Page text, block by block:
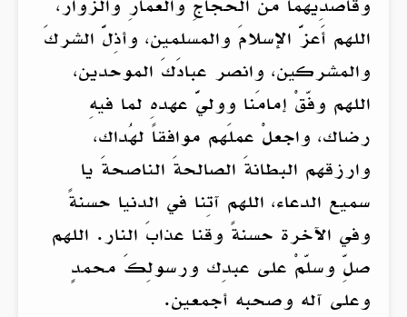
اللهم أَعزَّ الإسلامَ والمسلمين، وأذِلَّ الشركَ
والمشركين، وانصر عبادَكَ الموحدين،
اللهم وفّقْ إمامَنا ووليَّ عهدهِ لما فيهِ
رضاك، واجعلْ عملَهم موافقاً لهُداك،
وارزقهم البطانةَ الصالحةَ الناصحةَ يا
سميع الدعاء، اللهم آتِنا في الدنيا حسنةً
وفي الآخرة حسنةً وقنا عذابَ النار. اللهم
صلِّ وسلّمْ على عبدِك ورسولِكَ محمدٍ
وعلى آله وصحبه أجمعين.